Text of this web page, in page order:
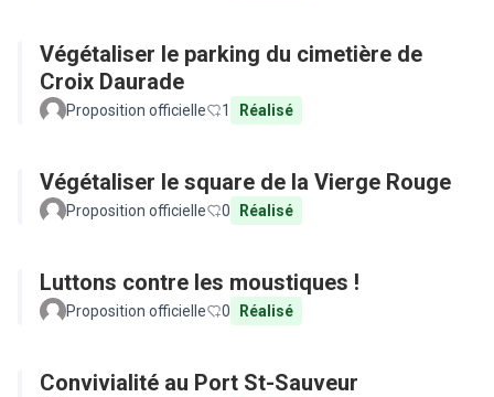
Végétaliser le parking du cimetière de
Croix Daurade
Proposition officielle 1 Réalisé
Végétaliser le square de la Vierge Rouge
Proposition officielle 0 Réalisé
Luttons contre les moustiques !
Proposition officielle 0 Réalisé
Convivialité au Port St-Sauveur